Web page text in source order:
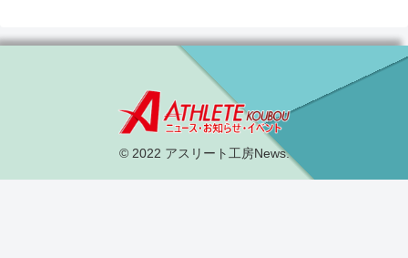
© 2022 アスリート工房News.